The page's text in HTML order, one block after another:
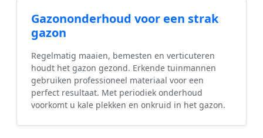
Gazononderhoud voor een strak
gazon
Regelmatig maaien, bemesten en verticuteren
houdt het gazon gezond. Erkende tuinmannen
gebruiken professioneel materiaal voor een
perfect resultaat. Met periodiek onderhoud
voorkomt u kale plekken en onkruid in het gazon.